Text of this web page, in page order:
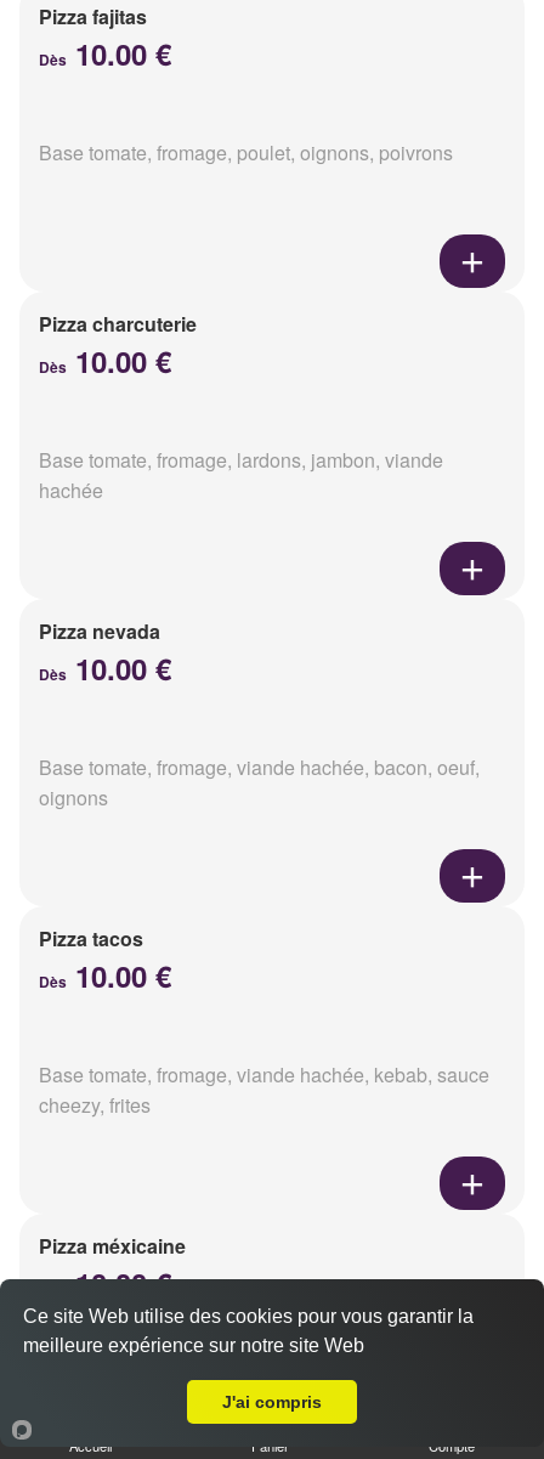
Pizza fajitas
Dès 10.00 €
Base tomate, fromage, poulet, oignons, poivrons
Pizza charcuterie
Dès 10.00 €
Base tomate, fromage, lardons, jambon, viande
hachée
Pizza nevada
Dès 10.00 €
Base tomate, fromage, viande hachée, bacon, oeuf,
oignons
Pizza tacos
Dès 10.00 €
Base tomate, fromage, viande hachée, kebab, sauce
cheezy, frites
Pizza méxicaine
10.00 €
Base sauce barbecue, fromage, viande hachée,
Accueil Panier Compte
Ce site Web utilise des cookies pour vous garantir la
meilleure expérience sur notre site Web
J'ai compris